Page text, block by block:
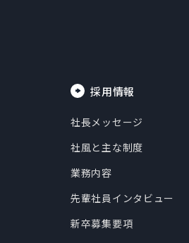
採用情報
社長メッセージ
社風と主な制度
業務内容
先輩社員インタビュー
新卒募集要項